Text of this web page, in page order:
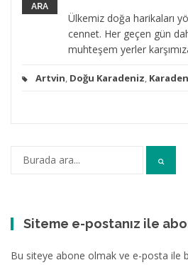
ARA
Ülkemiz doğa harikaları
cennet. Her geçen gün
muhteşem yerler
Artvin, Doğu Karadeniz,
Siteme e-postanız ile
Bu siteye abone olmak ve e-posta ile